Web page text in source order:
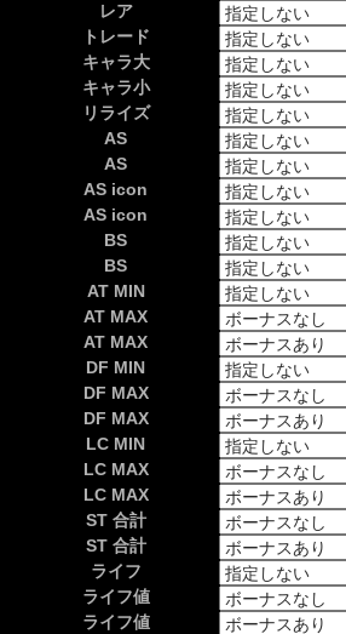
レア
トレード
キャラ大
キャラ小
リライズ
AS
AS
AS icon
AS icon
BS
BS
AT MIN
AT MAX
AT MAX
DF MIN
DF MAX
DF MAX
LC MIN
LC MAX
LC MAX
ST 合計
ST 合計
ライフ
ライフ値
ライフ値